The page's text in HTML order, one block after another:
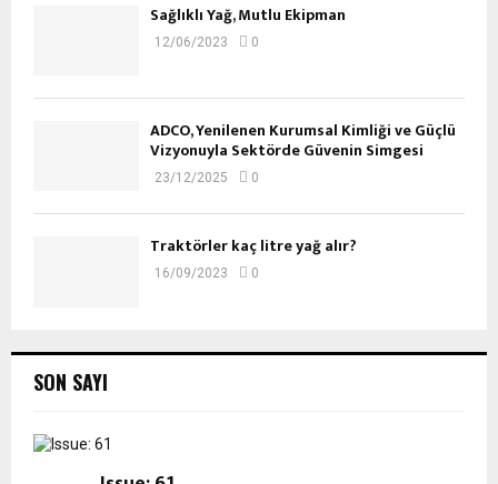
Sağlıklı Yağ, Mutlu Ekipman
12/06/2023 0
ADCO, Yenilenen Kurumsal Kimliği ve Güçlü
Vizyonuyla Sektörde Güvenin Simgesi
23/12/2025 0
Traktörler kaç litre yağ alır?
16/09/2023 0
SON SAYI